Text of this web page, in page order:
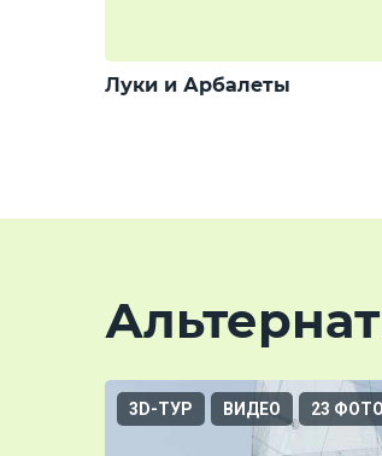
Луки и Арбалеты
3D-ТУР ВИДЕО 23 ФОТО